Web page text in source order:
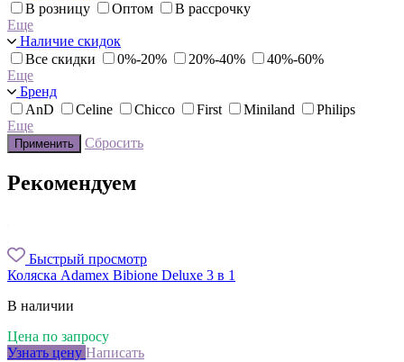
В розницу
Оптом
В рассрочку
Еще
Наличие скидок
Все скидки
0%-20% 20%-40%
40%-60%
Еще
Бренд
AnD
Celine Chicco First Miniland
Philips
Еще
Применить Сбросить
Рекомендуем
Быстрый просмотр
Коляска Adamex Bibione Deluxe 3 в 1
В наличии
Цена по запросу
Узнать цену Написать